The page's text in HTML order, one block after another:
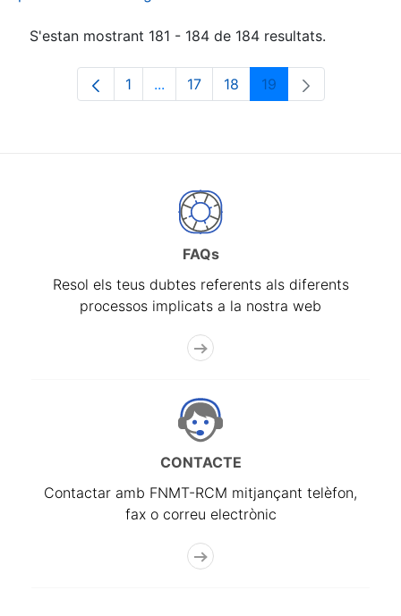
S'estan mostrant 181 - 184 de 184 resultats.
Pàgina
1 ...Pàgines intermèdies Utilitzeu TAB
Pàgina
17 Pàgina
18 Pàgina
19
FAQs
Resol els teus dubtes referents als diferents
processos implicats a la nostra web
CONTACTE
Contactar amb FNMT-RCM mitjançant telèfon,
fax o correu electrònic